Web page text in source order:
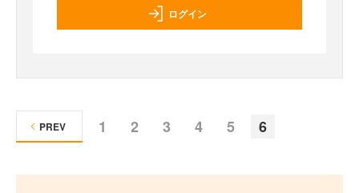
ログイン
1 2 3 4 5 6
PREV